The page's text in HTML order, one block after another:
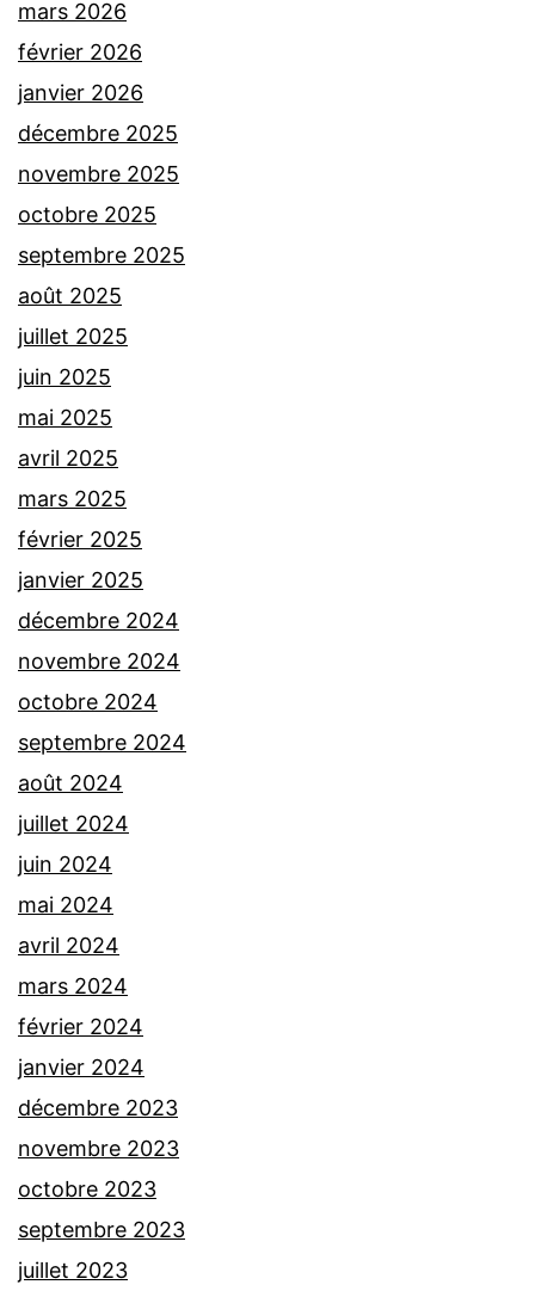
mars 2026
février 2026
janvier 2026
décembre 2025
novembre 2025
octobre 2025
septembre 2025
août 2025
juillet 2025
juin 2025
mai 2025
avril 2025
mars 2025
février 2025
janvier 2025
décembre 2024
novembre 2024
octobre 2024
septembre 2024
août 2024
juillet 2024
juin 2024
mai 2024
avril 2024
mars 2024
février 2024
janvier 2024
décembre 2023
novembre 2023
octobre 2023
septembre 2023
juillet 2023